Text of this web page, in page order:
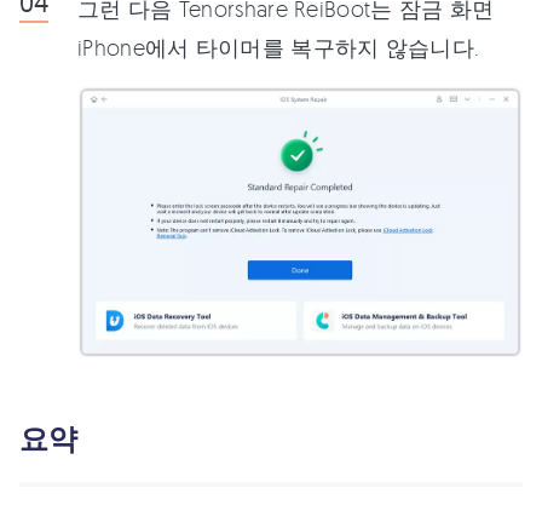
그런 다음 Tenorshare ReiBoot는 잠금 화면
iPhone에서 타이머를 복구하지 않습니다.
요약